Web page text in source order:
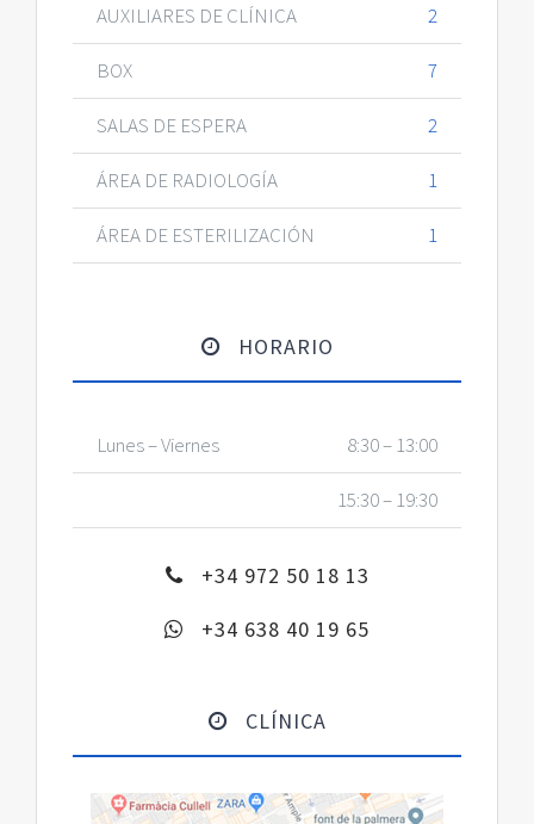
AUXILIARES DE CLÍNICA 2
BOX 7
SALAS DE ESPERA 2
ÁREA DE RADIOLOGÍA 1
ÁREA DE ESTERILIZACIÓN 1
HORARIO
Lunes – Viernes 8:30 – 13:00
15:30 – 19:30
+34 972 50 18 13
+34 638 40 19 65
CLÍNICA